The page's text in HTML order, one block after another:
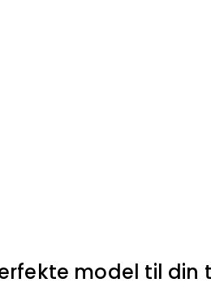
model til